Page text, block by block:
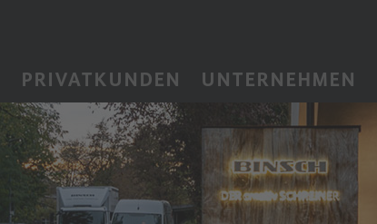
PRIVATKUNDEN UNTERNEHMEN